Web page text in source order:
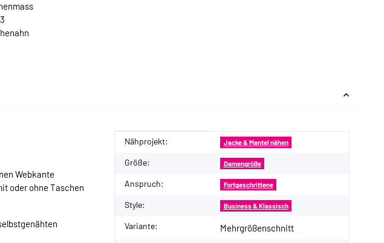
Webkante
oder ohne Taschen
Produkteigenschaft
Wert
Nähprojekt: Jacke & Mantel nähen
Größe: Damengröße
Anspruch: Fortgeschrittene
Style: Business & Klassisch
Variante: Mehrgrößenschnitt